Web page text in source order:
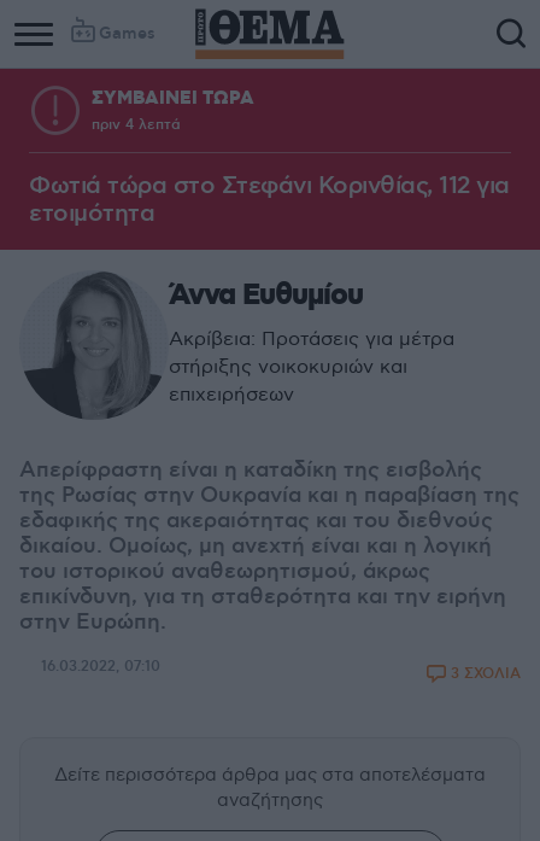
Games
ΣΥΜΒΑΙΝΕΙ ΤΩΡΑ
πριν 4 λεπτά
Φωτιά τώρα στο Στεφάνι Κορινθίας, 112 για
ετοιμότητα
Άννα Ευθυμίου
Ακρίβεια: Προτάσεις για μέτρα
στήριξης νοικοκυριών και
επιχειρήσεων
Απερίφραστη είναι η καταδίκη της εισβολής
της Ρωσίας στην Ουκρανία και η παραβίαση της
εδαφικής της ακεραιότητας και του διεθνούς
δικαίου. Ομοίως, μη ανεχτή είναι και η λογική
του ιστορικού αναθεωρητισμού, άκρως
επικίνδυνη, για τη σταθερότητα και την ειρήνη
στην Ευρώπη.
16.03.2022, 07:10 3 ΣΧΟΛΙΑ
Δείτε περισσότερα άρθρα μας στα αποτελέσματα
αναζήτησης